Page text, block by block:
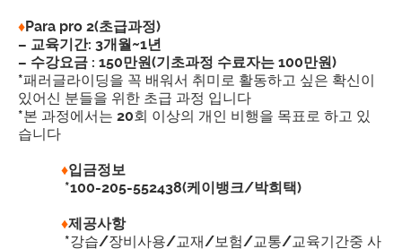
♦Para pro 2(초급과정)
– 교육기간: 3개월~1년
– 수강요금 : 150만원(기초과정 수료자는 100만원)
*패러글라이딩을 꼭 배워서 취미로 활동하고 싶은 확신이
있어신 분들을 위한 초급 과정 입니다
*본 과정에서는 20회 이상의 개인 비행을 목표로 하고 있
습니다
♦입금정보
*100-205-552438(케이뱅크/박희택)
♦제공사항
*강습/장비사용/교재/보험/교통/교육기간중 사